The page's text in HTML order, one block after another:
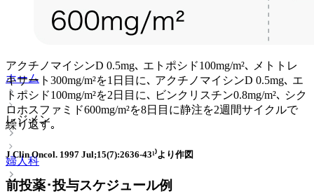
アクチノマイシンD 0.5mg､ エトポシド100mg/m²､ メトトレ
キサート300mg/m²を1日目に､ アクチノマイシンD 0.5mg､ エ
トポシド100mg/m²を2日目に､ ビンクリスチン0.8mg/m²､ シク
ロホスファミド600mg/m²を8日目に静注を2週間サイクルで
繰り返す｡
J Clin Oncol. 1997 Jul;15(7):2636-43¹⁾より作図
前投薬･投与スケジュール例
ホーム
レジメン
婦人科